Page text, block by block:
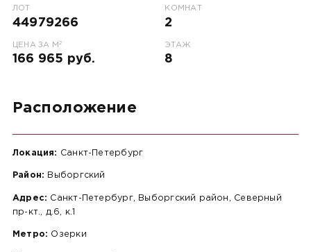
ЛОТ
44979266
КОМНАТ
2
ЦЕНА ЗА М 2
166 965 руб.
ЭТАЖ
8
Расположение
Локация: Санкт-Петербург
Район: Выборгский
Адрес: Санкт-Петербург, Выборгский район, Северный
пр-кт., д.6, к.1
Метро: Озерки